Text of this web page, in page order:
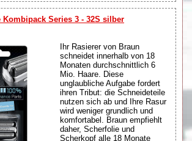
Kombipack Series 3 - 32S silber
Ihr Rasierer von Braun
schneidet innerhalb von 18
Monaten durchschnittlich 6
Mio. Haare. Diese
unglaubliche Aufgabe fordert
ihren Tribut: die Schneideteile
nutzen sich ab und Ihre Rasur
wird weniger grundlich und
komfortabel. Braun empfiehlt
daher, Scherfolie und
Scherkopf alle 18 Monate